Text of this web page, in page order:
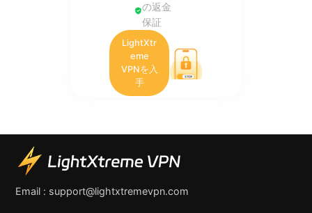
の返金
保証
LightXtr
eme
VPNを入
手
Email : support@lightxtremevpn.com